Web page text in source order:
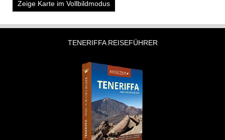
Zeige Karte im Vollbildmodus
TENERIFFA REISEFÜHRER